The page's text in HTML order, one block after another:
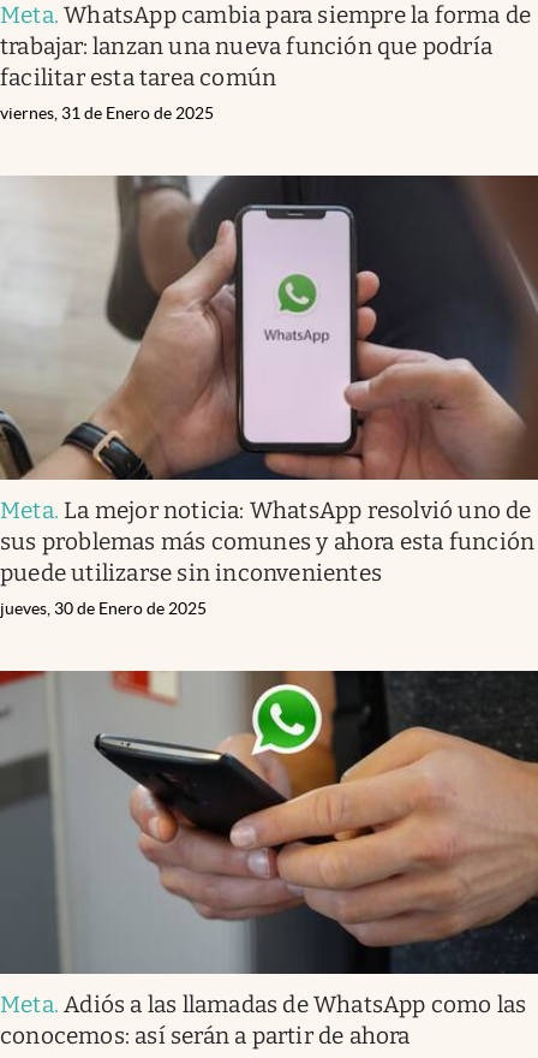
Meta.WhatsApp cambia para siempre la forma de
trabajar: lanzan una nueva función que podría
facilitar esta tarea común
viernes, 31 de Enero de 2025
Meta. La mejor noticia: WhatsApp resolvió uno de
sus problemas más comunes y ahora esta función
puede utilizarse sin inconvenientes
jueves, 30 de Enero de 2025
Meta.Adiós a las llamadas de WhatsApp como las
conocemos: así serán a partir de ahora